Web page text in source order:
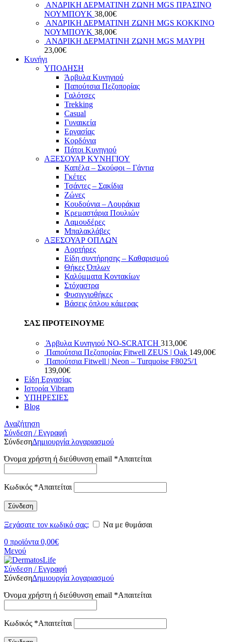
ΑΝΔΡΙΚΗ ΔΕΡΜΑΤΙΝΗ ΖΩΝΗ MGS ΠΡΑΣΙΝΟ
ΝΟΥΜΠΟΥΚ 38,00€
ΑΝΔΡΙΚΗ ΔΕΡΜΑΤΙΝΗ ΖΩΝΗ MGS ΚΟΚΚΙΝΟ
ΝΟΥΜΠΟΥΚ 38,00€
ΑΝΔΡΙΚΗ ΔΕΡΜΑΤΙΝΗ ΖΩΝΗ MGS ΜΑΥΡΗ
23,00€
Κυνήγι
ΥΠΟΔΗΣΗ
Άρβυλα Κυνηγιού
Παπούτσια Πεζοπορίας
Γαλότσες
Trekking
Casual
Γυναικεία
Εργασίας
Κορδόνια
Πάτοι Κυνηγιού
ΑΞΕΣΟΥΑΡ ΚΥΝΗΓΙΟΥ
Καπέλα – Σκούφοι – Γάντια
Γκέτες
Τσάντες – Σακίδια
Ζώνες
Κουδούνια – Λουράκια
Κρεμαστάρια Πουλιών
Λαμουδέρες
Μπαλακλάβες
ΑΞΕΣΟΥΑΡ ΟΠΛΩΝ
Αορτήρες
Είδη συντήρησης – Καθαρισμού
Θήκες Όπλων
Καλύμματα Κοντακίων
Στόχαστρα
Φυσιγγιοθήκες
Βάσεις όπλου κάμερας
ΣΑΣ ΠΡΟΤΕΙΝΟΥΜΕ
Άρβυλα Κυνηγιού NO-SCRATCH 313,00€
Παπούτσια Πεζοπορίας Fitwell ZEUS | Oak 149,00€
Παπούτσια Fitwell | Neon – Turquoise F8025/1
139,00€
Είδη Εργασίας
Ιστορία Vibram
ΥΠΗΡΕΣΙΕΣ
Blog
Αναζήτηση
Σύνδεση / Εγγραφή
ΣύνδεσηΔημιουργία λογαριασμού
Όνομα χρήστη ή διεύθυνση email *Απαιτείται
Κωδικός *Απαιτείται
Σύνδεση
Ξεχάσατε τον κωδικό σας;
Να με θυμάσαι
0 προϊόντα 0,00€
Μενού
Σύνδεση / Εγγραφή
ΣύνδεσηΔημιουργία λογαριασμού
Όνομα χρήστη ή διεύθυνση email *Απαιτείται
Κωδικός *Απαιτείται